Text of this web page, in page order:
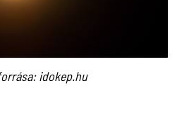
idokep.hu